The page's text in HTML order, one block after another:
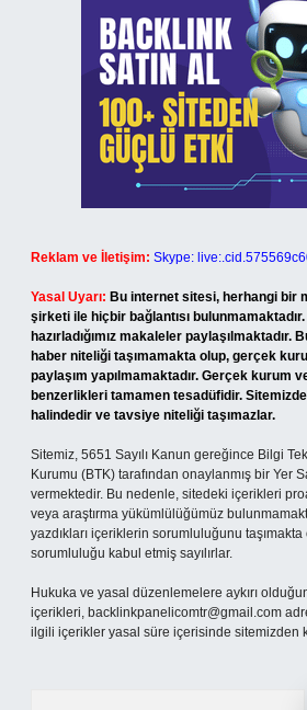
Reklam ve İletişim: Skype:
Yasal Uyarı: Bu internet sitesi, herhangi bir
şirketi ile hiçbir bağlantısı
hazırladığımız makaleler
haber niteliği taşımamakta olup, gerçek
paylaşım yapılmamaktadır. Gerçek kurum
benzerlikleri tamamen tesadüfidir.
halindedir ve tavsiye niteliği taşımazlar.
Sitemiz, 5651 Sayılı Kanun gereğince Bilgi
Kurumu (BTK) tarafından onaylanmış bir Yer
vermektedir. Bu nedenle, sitedeki içerikleri
veya araştırma yükümlülüğümüz
yazdıkları içeriklerin sorumluluğunu
sorumluluğu kabul etmiş sayılırlar.
Hukuka ve yasal düzenlemelere aykırı
içerikleri, backlinkpanelicomtr@gmail.com
ilgili içerikler yasal süre içerisinde sitemizden